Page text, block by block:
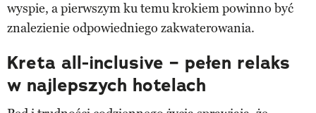
wyspie, a pierwszym ku temu krokiem powinno być
znalezienie odpowiedniego zakwaterowania.
Kreta all-inclusive – pełen relaks
w najlepszych hotelach